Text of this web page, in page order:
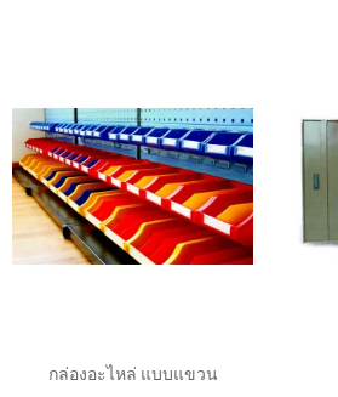
กล่องอะไหล่ แบบแขวน